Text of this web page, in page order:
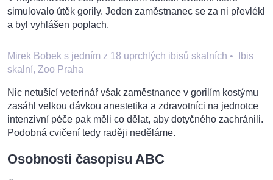
simulovalo útěk gorily. Jeden zaměstnanec se za ni převlékl
a byl vyhlášen poplach.
Mirek Bobek s jedním z 18 uprchlých ibisů skalních •
Ibis
skalní, Zoo Praha
Nic netušící veterinář však zaměstnance v gorilím kostýmu
zasáhl velkou dávkou anestetika a zdravotníci na jednotce
intenzivní péče pak měli co dělat, aby dotyčného zachránili.
Podobná cvičení tedy raději neděláme.
Osobnosti časopisu ABC